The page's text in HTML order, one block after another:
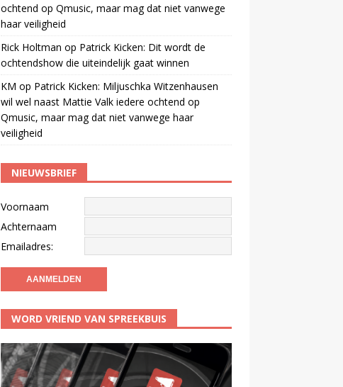
ochtend op Qmusic, maar mag dat niet vanwege
haar veiligheid
Rick Holtman op Patrick Kicken: Dit wordt de
ochtendshow die uiteindelijk gaat winnen
KM op Patrick Kicken: Miljuschka Witzenhausen
wil wel naast Mattie Valk iedere ochtend op
Qmusic, maar mag dat niet vanwege haar
veiligheid
NIEUWSBRIEF
Voornaam
Achternaam
Emailadres:
WORD VRIEND VAN SPREEKBUIS